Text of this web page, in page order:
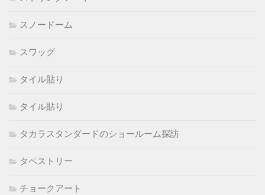
スノードーム
スワッグ
タイル貼り
タイル貼り
タカラスタンダードのショールーム探訪
タペストリー
チョークアート